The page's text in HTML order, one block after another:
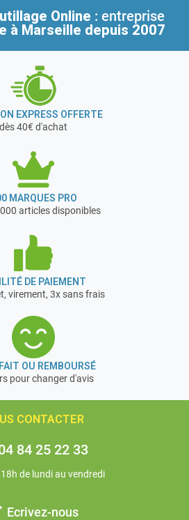
Online : entreprise
à Marseille depuis 2007
EXPRESS OFFERTE
dès 40€ d'achat
MARQUES PRO
articles disponibles
DE PAIEMENT
virement, 3x sans frais
OU REMBOURSÉ
pour changer d'avis
CONTACTER
84 25 22 33
de lundi au vendredi
Ecrivez-nous